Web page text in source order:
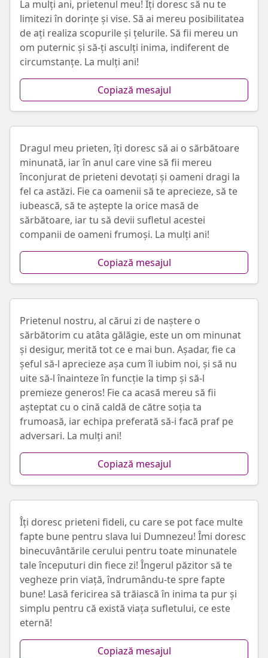
La mulți ani, prietenul meu! Îți doresc să nu te
limitezi în dorințe și vise. Să ai mereu posibilitatea
de ați realiza scopurile și țelurile. Să fii mereu un
om puternic și să-ți asculți inima, indiferent de
circumstanțe. La mulți ani!
Copiază mesajul
Dragul meu prieten, îți doresc să ai o sărbătoare
minunată, iar în anul care vine să fii mereu
înconjurat de prieteni devotați și oameni dragi la
fel ca astăzi. Fie ca oamenii să te aprecieze, să te
iubească, să te aștepte la orice masă de
sărbătoare, iar tu să devii sufletul acestei
companii de oameni frumoși. La mulți ani!
Copiază mesajul
Prietenul nostru, al cărui zi de naștere o
sărbătorim cu atâta gălăgie, este un om minunat
și desigur, merită tot ce e mai bun. Așadar, fie ca
șeful să-l aprecieze așa cum îl iubim noi, și să nu
uite să-l înainteze în funcție la timp și să-l
premieze generos! Fie ca acasă mereu să fii
așteptat cu o cină caldă de către soția ta
frumoasă, iar echipa preferată să-i facă praf pe
adversari. La mulți ani!
Copiază mesajul
Îți doresc prieteni fideli, cu care se pot face multe
fapte bune pentru slava lui Dumnezeu! Îmi doresc
binecuvântările cerului pentru toate minunatele
tale începuturi din fiece zi! Îngerul păzitor să te
vegheze prin viață, îndrumându-te spre fapte
bune! Lasă fericirea să trăiască în inima ta pur și
simplu pentru că există viața sufletului, ce este
eternă!
Copiază mesajul